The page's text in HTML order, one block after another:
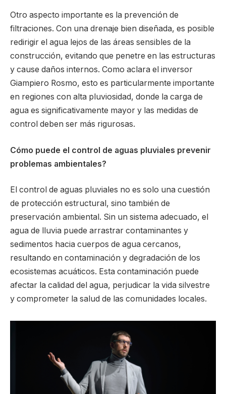
Otro aspecto importante es la prevención de
filtraciones. Con una drenaje bien diseñada, es posible
redirigir el agua lejos de las áreas sensibles de la
construcción, evitando que penetre en las estructuras
y cause daños internos. Como aclara el inversor
Giampiero Rosmo, esto es particularmente importante
en regiones con alta pluviosidad, donde la carga de
agua es significativamente mayor y las medidas de
control deben ser más rigurosas.
Cómo puede el control de aguas pluviales prevenir
problemas ambientales?
El control de aguas pluviales no es solo una cuestión
de protección estructural, sino también de
preservación ambiental. Sin un sistema adecuado, el
agua de lluvia puede arrastrar contaminantes y
sedimentos hacia cuerpos de agua cercanos,
resultando en contaminación y degradación de los
ecosistemas acuáticos. Esta contaminación puede
afectar la calidad del agua, perjudicar la vida silvestre
y comprometer la salud de las comunidades locales.